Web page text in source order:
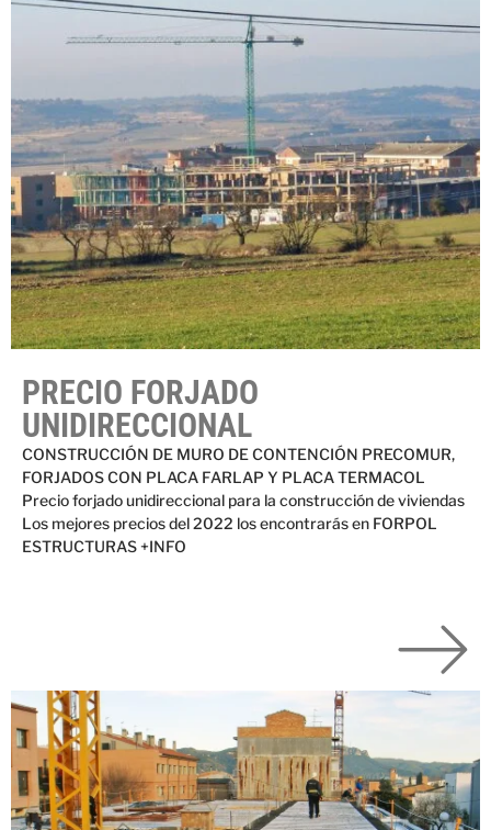
PRECIO FORJADO
UNIDIRECCIONAL
CONSTRUCCIÓN DE MURO DE CONTENCIÓN PRECOMUR,
FORJADOS CON PLACA FARLAP Y PLACA TERMACOL
Precio forjado unidireccional para la construcción de viviendas
Los mejores precios del 2022 los encontrarás en FORPOL
ESTRUCTURAS +INFO